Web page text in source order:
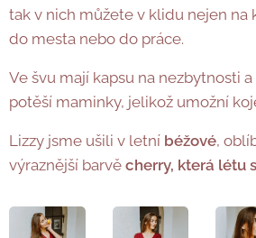
tak v nich můžete v klidu nejen na
do mesta nebo do práce.
Ve švu mají kapsu na nezbytnosti
potěší maminky, jelikož umožní
Lizzy jsme ušili v letní béžové,
výraznější barvě cherry, která létu